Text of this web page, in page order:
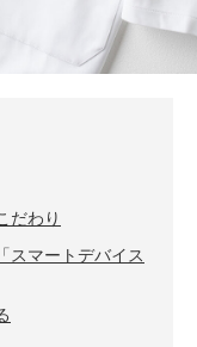
だわり
スマートデバイス